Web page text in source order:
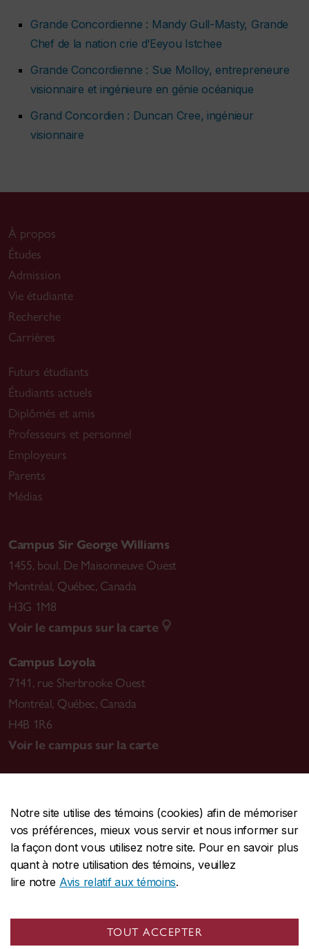
Notre site utilise des témoins (cookies) afin de mémoriser
vos préférences, mieux vous servir et nous informer sur
la façon dont vous utilisez notre site. Pour en savoir plus
quant à notre utilisation des témoins, veuillez
lire notre Avis relatif aux témoins.
TOUT ACCEPTER
Grande Concordienne : Mandy Gull-Masty, Grande
Chef de la nation crie d’Eeyou Istchee
Grande Concordienne : Sue Molloy, entrepreneure
visionnaire et ingénieure en génie océanique
Grand Concordien : Duncan Cree, ingénieur
visionnaire
À propos
Études
Admission
Vie étudiante
Recherche
Carrières
Futurs étudiants
Étudiants actuels
Diplômés et amis
Professeurs et personnel
Employeurs
Parents
Médias
Campus Sir George Williams
1455, boul. De Maisonneuve Ouest
Montréal, Québec, Canada
H3G 1M8
Voir le campus sur la carte
Campus Loyola
7141, rue Sherbrooke Ouest
Montréal, Québec, Canada
H4B 1R6
Voir le campus sur la carte
CENTRALE514-848-2424
URGENCE514-848-3717
Protection et prévention | Accessibilité | Confidentialité
Conditions d'utilisation |
© Université Concordia. Montréal, QC, Canada